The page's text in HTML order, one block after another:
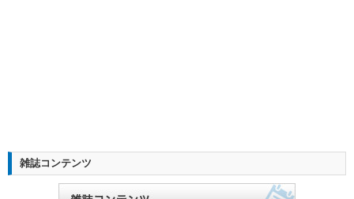
雑誌コンテンツ